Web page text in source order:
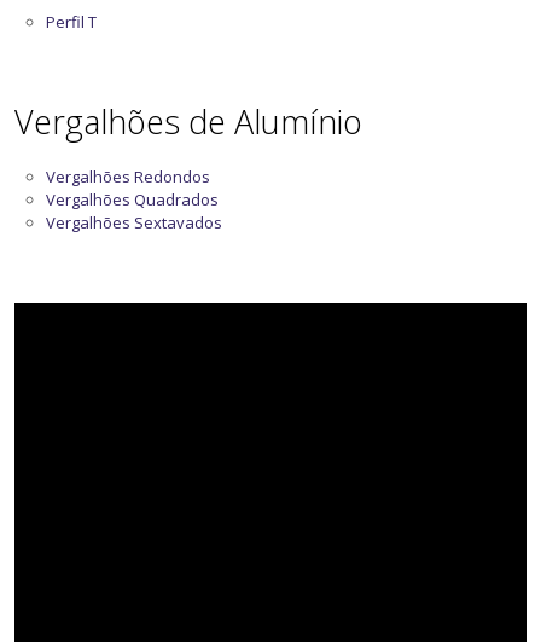
Perfil T
Vergalhões de Alumínio
Vergalhões Redondos
Vergalhões Quadrados
Vergalhões Sextavados